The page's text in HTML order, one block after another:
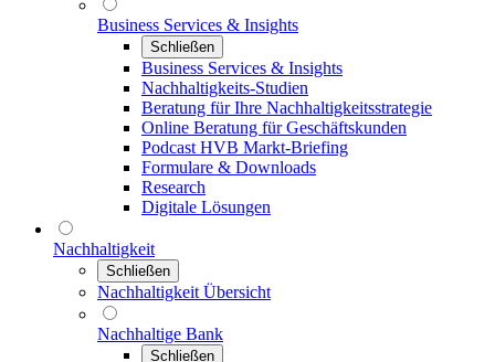
Business Services & Insights
Schließen
Business Services & Insights
Nachhaltigkeits-Studien
Beratung für Ihre Nachhaltigkeitsstrategie
Online Beratung für Geschäftskunden
Podcast HVB Markt-Briefing
Formulare & Downloads
Research
Digitale Lösungen
Nachhaltigkeit
Schließen
Nachhaltigkeit Übersicht
Nachhaltige Bank
Schließen